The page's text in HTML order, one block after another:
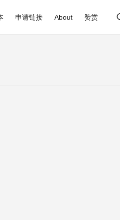
申请链接 About 赞赏